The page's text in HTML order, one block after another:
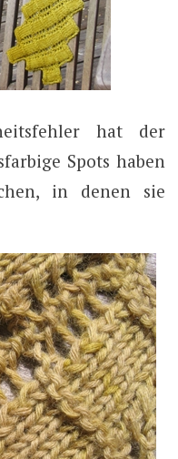
hat der
Spots haben
in denen sie